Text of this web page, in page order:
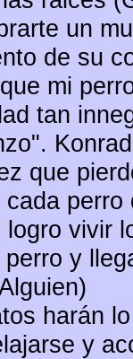
un
de su
mi
tan
que
vivir
y
harán
y